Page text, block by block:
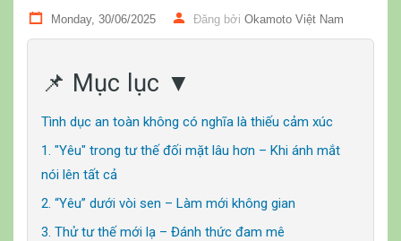
Monday, 30/06/2025 Đăng bởi Okamoto Việt Nam
📌 Mục lục ▼
Tình dục an toàn không có nghĩa là thiếu cảm xúc
1. "Yêu" trong tư thế đối mặt lâu hơn – Khi ánh mắt
nói lên tất cả
2. “Yêu” dưới vòi sen – Làm mới không gian
3. Thử tư thế mới lạ – Đánh thức đam mê